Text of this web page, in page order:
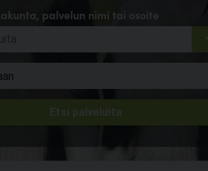
palvelun nimi tai osoite